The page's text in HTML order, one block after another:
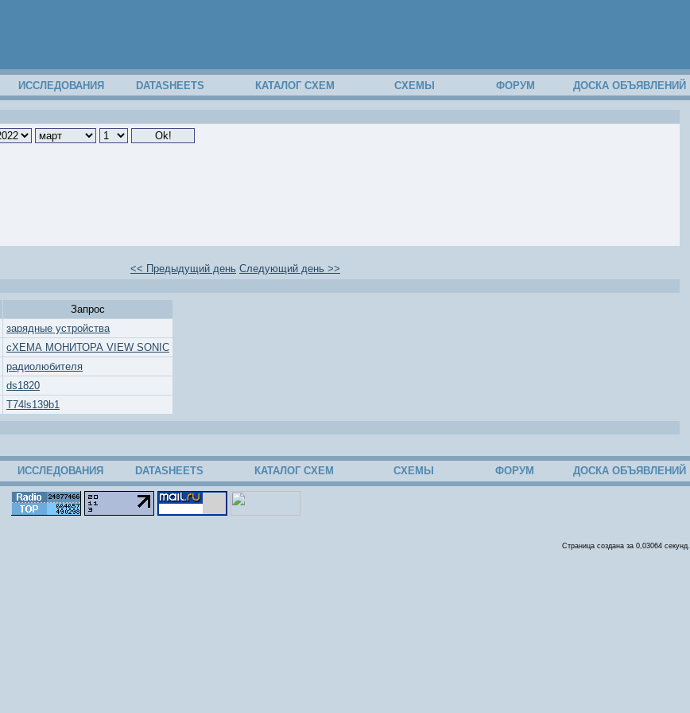
ИССЛЕДОВАНИЯ DATASHEETS КАТАЛОГ СХЕМ СХЕМЫ ФОРУМ ДОСКА ОБЪЯВЛЕНИЙ
<< Предыдущий день Следующий день >>
Запрос
зарядные устройства
сХЕМА МОНИТОРА VIEW SONIC
радиолюбителя
ds1820
T74ls139b1
ИССЛЕДОВАНИЯ DATASHEETS КАТАЛОГ СХЕМ СХЕМЫ ФОРУМ ДОСКА ОБЪЯВЛЕНИЙ
Страница создана за 0,03064 секунд.